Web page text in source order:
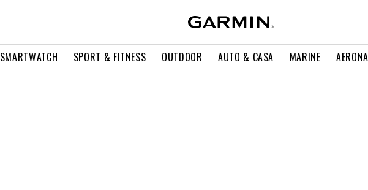
SMARTWATCH SPORT & FITNESS OUTDOOR AUTO & CASA MARINE